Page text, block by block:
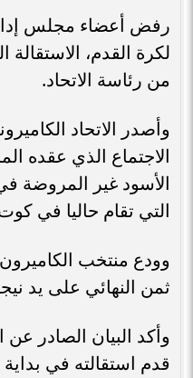
رفض أعضاء مجلس
لكرة القدم، الاستقالة
من رئاسة الاتحاد.
وأصدر الاتحاد
الاجتماع الذي عقده
الأسود غير المروضة
التي تقام حاليا في
وودع منتخب الكاميرون
ثمن النهائي على يد
وأكد البيان الصادر عن
قدم استقالته في